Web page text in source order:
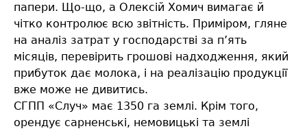
папери. Що-що, а Олексій Хомич вимагає й
чітко контролює всю звітність. Приміром, гляне
на аналіз затрат у господарстві за п’ять
місяців, перевірить грошові надходження, який
прибуток дає молока, і на реалізацію продукції
вже може не дивитись.
СГПП «Случ» має 1350 га землі. Крім того,
орендує сарненські, немовицькі та землі